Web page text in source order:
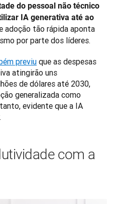
do pessoal não técnico
IA generativa até ao
adoção tão rápida aponta
por parte dos líderes.
previu que as despesas
atingirão uns
de dólares até 2030,
generalizada como
evidente que a IA
com a